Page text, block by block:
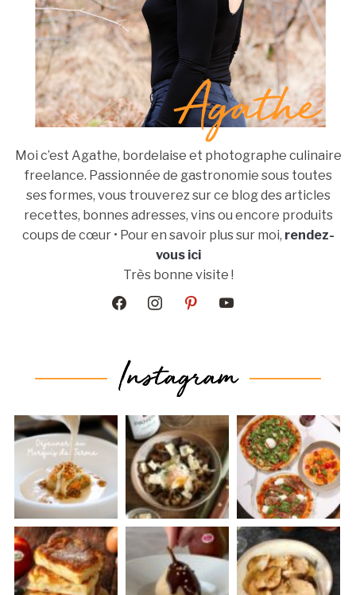
Moi c’est Agathe, bordelaise et photographe culinaire
freelance. Passionnée de gastronomie sous toutes
ses formes, vous trouverez sur ce blog des articles
recettes, bonnes adresses, vins ou encore produits
coups de cœur • Pour en savoir plus sur moi, rendez-
vous ici
Très bonne visite !
facebookinstagrampinterestyoutube